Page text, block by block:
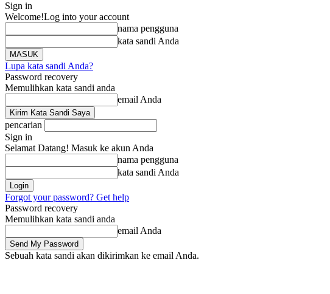
Sign in
Welcome!Log into your account
nama pengguna
kata sandi Anda
Lupa kata sandi Anda?
Password recovery
Memulihkan kata sandi anda
email Anda
pencarian
Sign in
Selamat Datang! Masuk ke akun Anda
nama pengguna
kata sandi Anda
Forgot your password? Get help
Password recovery
Memulihkan kata sandi anda
email Anda
Sebuah kata sandi akan dikirimkan ke email Anda.